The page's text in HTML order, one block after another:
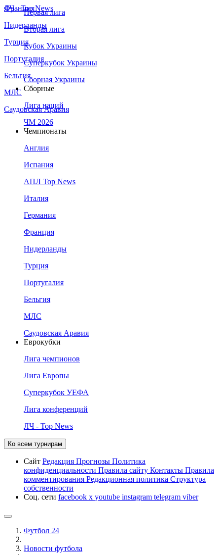
Франция
Нидерланды
Турция
Португалия
Бельгия
МЛС
Саудовская Аравия
ЛЧ - Top News
Первая лига
Вторая лига
Кубок Украины
Суперкубок Украины
Сборная Украины
Сборные
Лига наций
ЧМ 2026
Чемпионаты
Англия
Испания
АПЛ Top News
Италия
Германия
Франция
Нидерланды
Турция
Португалия
Бельгия
МЛС
Саудовская Аравия
Еврокубки
Лига чемпионов
Лига Европы
Суперкубок УЕФА
Лига конференций
ЛЧ - Top News
Ко всем турнирам
Сайт Редакция Прогнозы Политика
конфиденциальности Правила сайту Контакты Правила
комментирования Редакционная политика Структура
собственности
Соц. сети facebook x youtube instagram telegram viber
Футбол 24
Новости футбола